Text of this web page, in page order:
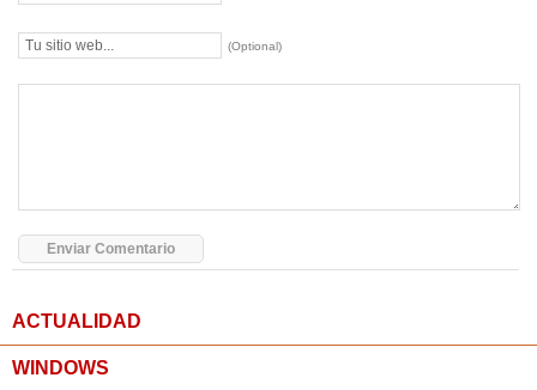
(Optional)
ACTUALIDAD
WINDOWS